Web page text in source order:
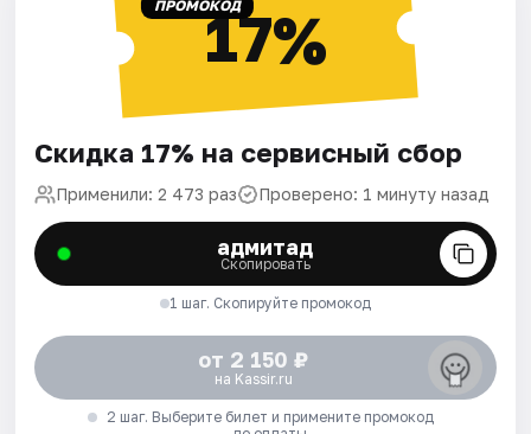
ПРОМОКОД17%
Скидка 17% на сервисный сбор
Применили: 2 473 раз Проверено: 1 минуту назад
адмитад
Скопировать
1 шаг. Скопируйте промокод
от 2 150 ₽
на Kassir.ru
2 шаг. Выберите билет и примените промокод